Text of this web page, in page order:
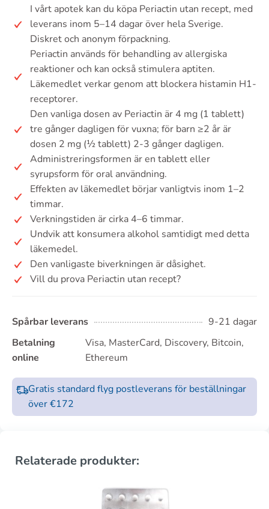
I vårt apotek kan du köpa Periactin utan recept, med
leverans inom 5–14 dagar över hela Sverige.
Diskret och anonym förpackning.
Periactin används för behandling av allergiska
reaktioner och kan också stimulera aptiten.
Läkemedlet verkar genom att blockera histamin H1-
receptorer.
Den vanliga dosen av Periactin är 4 mg (1 tablett)
tre gånger dagligen för vuxna; för barn ≥2 år är
dosen 2 mg (½ tablett) 2-3 gånger dagligen.
Administreringsformen är en tablett eller
syrupsform för oral användning.
Effekten av läkemedlet börjar vanligtvis inom 1–2
timmar.
Verkningstiden är cirka 4–6 timmar.
Undvik att konsumera alkohol samtidigt med detta
läkemedel.
Den vanligaste biverkningen är dåsighet.
Vill du prova Periactin utan recept?
Spårbar leverans
9-21 dagar
Betalning
online
Visa, MasterCard, Discovery, Bitcoin,
Ethereum
Gratis standard flyg postleverans för beställningar
över €172
Relaterade produkter: